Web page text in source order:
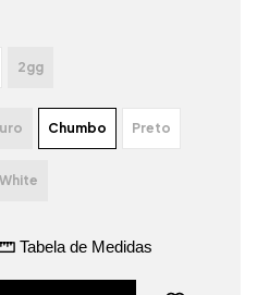
2gg
Chumbo Preto
Tabela de Medidas